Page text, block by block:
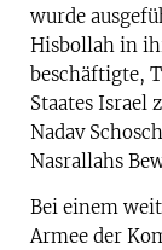
wurde
Hisbollah in
beschäftigte,
Staates Israel
Nadav
Nasrallahs
Bei einem
Armee der